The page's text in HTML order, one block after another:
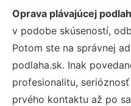
Oprava plávajúcej
v podobe skúseností,
Potom ste na správnej
podlaha.sk. Inak
profesionalitu,
prvého kontaktu až po